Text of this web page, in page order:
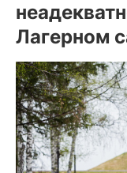
Лагерном